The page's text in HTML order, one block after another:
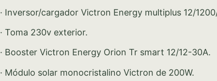
· Inversor/cargador Victron Energy multiplus 12/
· Toma 230v exterior.
· Booster Victron Energy Orion Tr smart 12/12-30A.
· Módulo solar monocristalino Victron de 200W.